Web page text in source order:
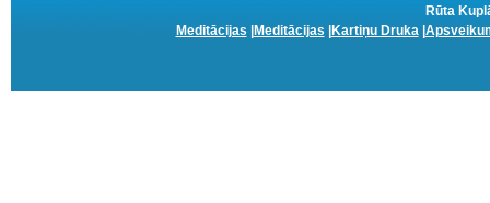
Rūta
Meditācijas
Meditācijas Kartiņu Druka|